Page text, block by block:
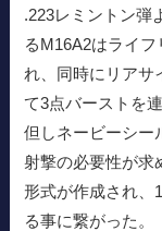
.223レミントン弾
るM16A2はライ
れ、同時にリアサ
て3点バーストを
但しネービーシー
射撃の必要性が求
形式が作成され、
る事に繋がった。